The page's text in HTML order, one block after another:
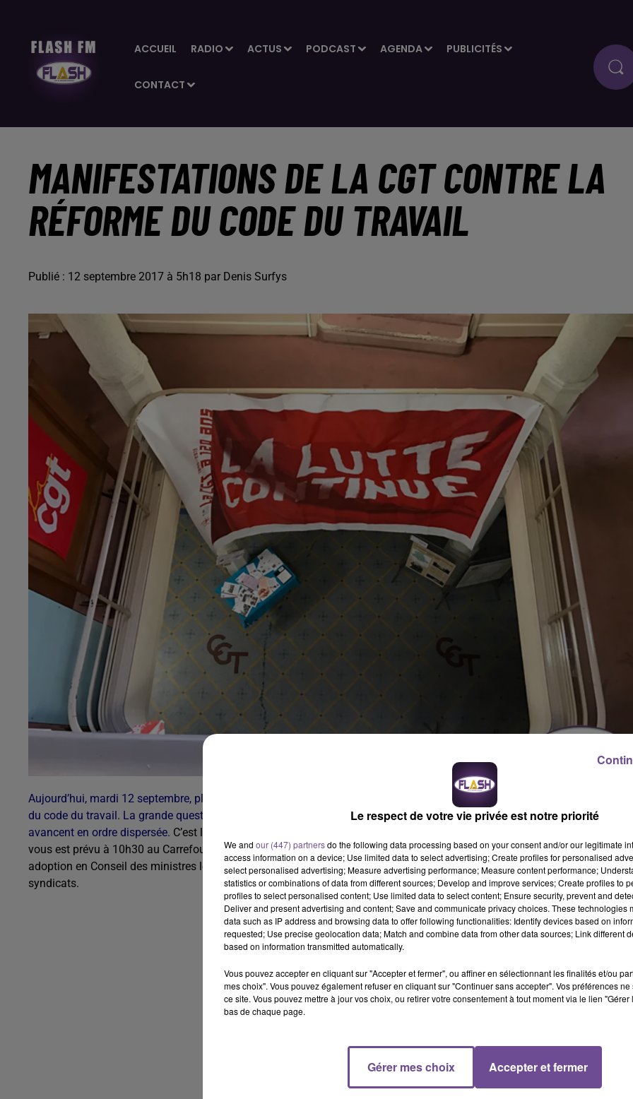
ACCUEIL RADIO ACTUS PODCAST AGENDA PUBLICITÉS
CONTACT
MANIFESTATIONS DE LA CGT CONTRE LA
RÉFORME DU CODE DU TRAVAIL
Publié : 12 septembre 2017 à 5h18 par Denis Surfys
Aujourd’hui, mardi 12 septembre, plusieurs manifestations sont prévues en Limousin à l’appel de la CGT contre la réforme
du code du travail. La grande question est de savoir si le syndicat va réussir à mobiliser car les organisations syndicales
avancent en ordre dispersée. C’est le cas notamment de la CFDT et de FO qui ne manifesteront pas. A Limoges le rendez-
vous est prévu à 10h30 au Carrefour Tourny, à 15h à Ussel et Guéret et à 18h à Brive. Le calendrier serré, qui prévoit une
adoption en Conseil des ministres le 20 septembre, suivie de la signature par le président, ne laisse que peu de place aux
syndicats.
Le respect de votre vie privée est notre priorité
We and our (447) partnersdo the following data processing based on your consent and/or our legitimate
access information on a device; Use limited data to select advertising; Create profiles for personalised
select personalised advertising; Measure advertising performance; Measure content performance;
statistics or combinations of data from different sources; Develop and improve services; Create profiles to
profiles to select personalised content; Use limited data to select content; Ensure security, prevent and
Deliver and present advertising and content; Save and communicate privacy choices. These technologies
data such as IP address and browsing data to offer following functionalities: Identify devices based on
requested; Use precise geolocation data; Match and combine data from other data sources; Link different
based on information transmitted automatically.
Vous pouvez accepter en cliquant sur "Accepter et fermer", ou affiner en sélectionnant les finalités et/ou
mes choix". Vous pouvez également refuser en cliquant sur "Continuer sans accepter". Vos préférences
ce site. Vous pouvez mettre à jour vos choix, ou retirer votre consentement à tout moment via le lien
bas de chaque page.
Gérer mes choix Accepter et fermer